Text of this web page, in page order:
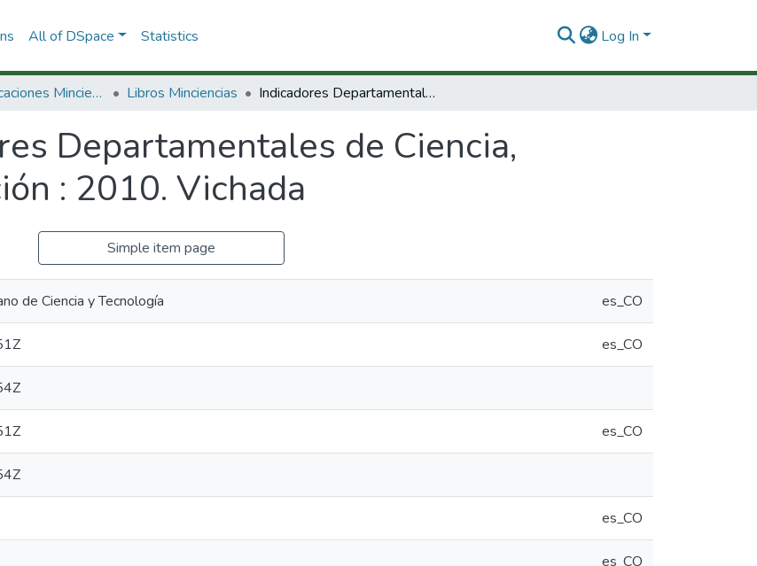
All of DSpace Statistics Log In
3.2.2. Publicaciones Minciencias Libros Minciencias Indicadores Departamentales de Ciencia, Tecnología e Innovación : 2010. Vichada
Departamentales de Ciencia,
: 2010. Vichada
Simple item page
de Ciencia y Tecnología es_CO
es_CO
es_CO
es_CO
es_CO